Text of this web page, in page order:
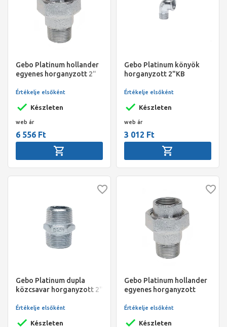
Gebo Platinum hollander
egyenes horganyzott 2"
Készleten
Értékelje elsőként
web ár
6 556 Ft
Gebo Platinum könyök
horganyzott 2"KB
Készleten
Értékelje elsőként
web ár
3 012 Ft
Gebo Platinum dupla
közcsavar horganyzott 2"
Készleten
Értékelje elsőként
Gebo Platinum hollander
egyenes horganyzott
Készleten
Értékelje elsőként